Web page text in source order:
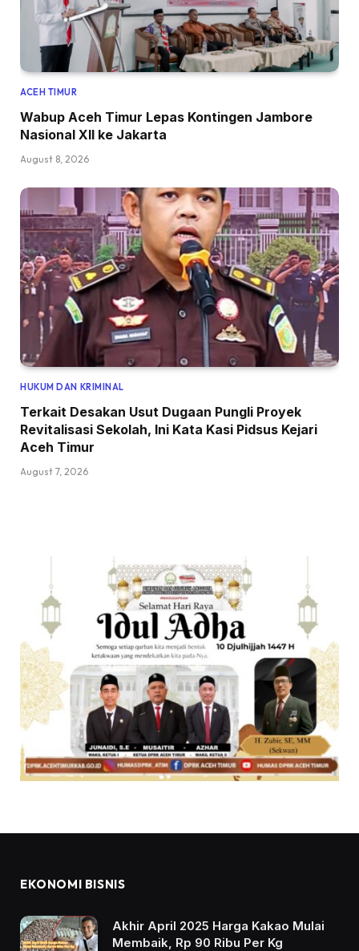
ACEH TIMUR
Wabup Aceh Timur Lepas Kontingen Jambore
Nasional XII ke Jakarta
August 8, 2026
HUKUM DAN KRIMINAL
Terkait Desakan Usut Dugaan Pungli Proyek
Revitalisasi Sekolah, Ini Kata Kasi Pidsus Kejari
Aceh Timur
August 7, 2026
EKONOMI BISNIS
Akhir April 2025 Harga Kakao Mulai
Membaik, Rp 90 Ribu Per Kg